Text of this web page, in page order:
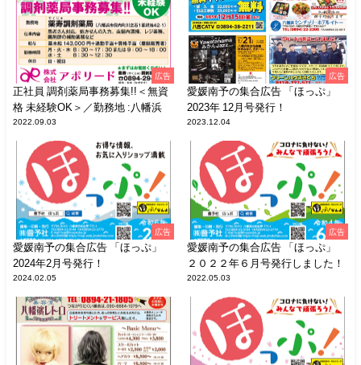
広告
正社員 調剤薬局事務募集!!＜無資
格 未経験OK＞／勤務地 :八幡浜
2022.09.03
広告
愛媛南予の集合広告 「ほっぷ」
2023年 12月号発行！
2023.12.04
広告
愛媛南予の集合広告 「ほっぷ」
2024年2月号発行！
2024.02.05
広告
愛媛南予の集合広告 「ほっぷ」
２０２２年６月号発行しました！
2022.05.03